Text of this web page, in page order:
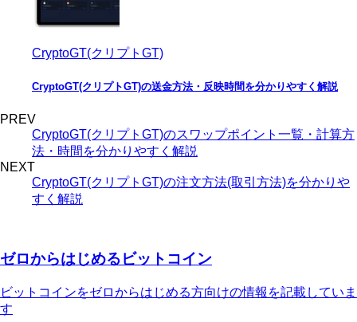
CryptoGT(クリプトGT)
CryptoGT(クリプトGT)の送金方法・反映時間を分かりやすく解説
PREV
CryptoGT(クリプトGT)のスワップポイント一覧・計算方
法・時間を分かりやすく解説
NEXT
CryptoGT(クリプトGT)の注文方法(取引方法)を分かりや
すく解説
ゼロからはじめるビットコイン
ビットコインをゼロからはじめる方向けの情報を記載していま
す